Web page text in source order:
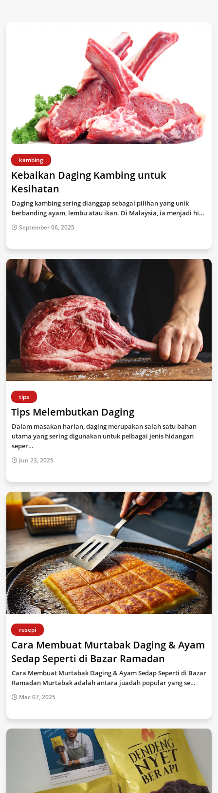
kambing
Kebaikan Daging Kambing untuk
Kesihatan
Daging kambing sering dianggap sebagai pilihan yang unik
berbanding ayam, lembu atau ikan. Di Malaysia, ia menjadi hi…
September 06, 2025
tips
Tips Melembutkan Daging
Dalam masakan harian, daging merupakan salah satu bahan
utama yang sering digunakan untuk pelbagai jenis hidangan
seper…
Jun 23, 2025
resepi
Cara Membuat Murtabak Daging & Ayam
Sedap Seperti di Bazar Ramadan
Cara Membuat Murtabak Daging & Ayam Sedap Seperti di Bazar
Ramadan Murtabak adalah antara juadah popular yang se…
Mac 07, 2025